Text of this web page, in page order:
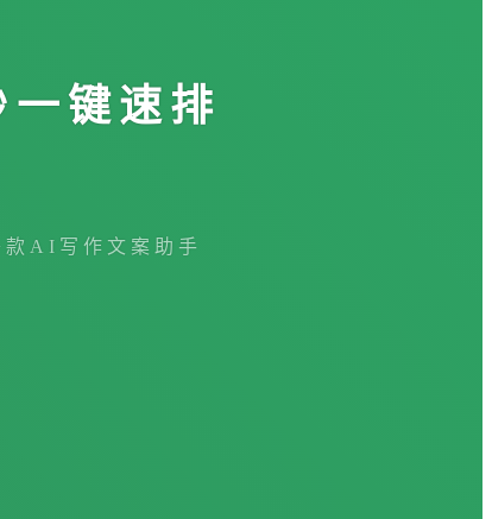
一键速排
AI写作文案助手